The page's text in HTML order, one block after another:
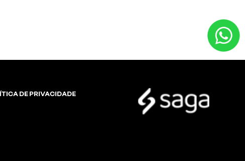
DE PRIVACIDADE